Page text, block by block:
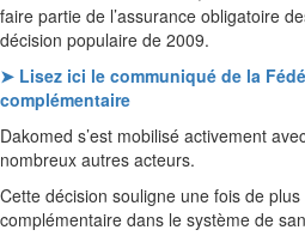
faire partie de l’assurance obligatoire
décision populaire de 2009.
➤ Lisez ici le communiqué de la
complémentaire
Dakomed s’est mobilisé activement
nombreux autres acteurs.
Cette décision souligne une fois de
complémentaire dans le système de